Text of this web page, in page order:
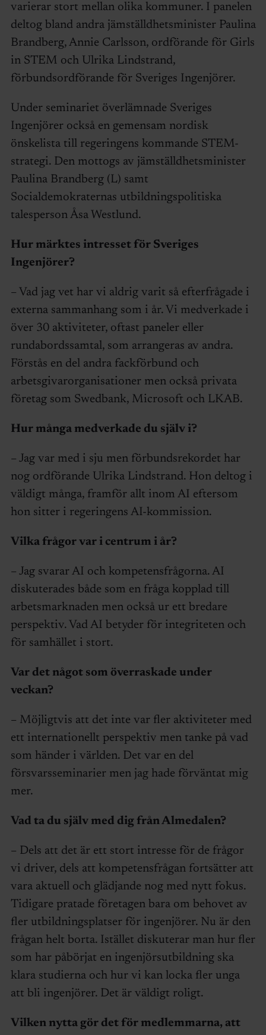
varierar stort mellan olika kommuner. I panelen
deltog bland andra jämställdhetsminister Paulina
Brandberg, Annie Carlsson, ordförande för Girls
in STEM och Ulrika Lindstrand,
förbundsordförande för Sveriges Ingenjörer.
Under seminariet överlämnade Sveriges
Ingenjörer också en gemensam nordisk
önskelista till regeringens kommande STEM-
strategi. Den mottogs av jämställdhetsminister
Paulina Brandberg (L) samt
Socialdemokraternas utbildningspolitiska
talesperson Åsa Westlund.
Hur märktes intresset för Sveriges
Ingenjörer?
– Vad jag vet har vi aldrig varit så efterfrågade i
externa sammanhang som i år. Vi medverkade i
över 30 aktiviteter, oftast paneler eller
rundabordssamtal, som arrangeras av andra.
Förstås en del andra fackförbund och
arbetsgivarorganisationer men också privata
företag som Swedbank, Microsoft och LKAB.
Hur många medverkade du själv i?
– Jag var med i sju men förbundsrekordet har
nog ordförande Ulrika Lindstrand. Hon deltog i
väldigt många, framför allt inom AI eftersom
hon sitter i regeringens AI-kommission.
Vilka frågor var i centrum i år?
– Jag svarar AI och kompetensfrågorna. AI
diskuterades både som en fråga kopplad till
arbetsmarknaden men också ur ett bredare
perspektiv. Vad AI betyder för integriteten och
för samhället i stort.
Var det något som överraskade under
veckan?
– Möjligtvis att det inte var fler aktiviteter med
ett internationellt perspektiv men tanke på vad
som händer i världen. Det var en del
försvarsseminarier men jag hade förväntat mig
mer.
Vad ta du själv med dig från Almedalen?
– Dels att det är ett stort intresse för de frågor
vi driver, dels att kompetensfrågan fortsätter att
vara aktuell och glädjande nog med nytt fokus.
Tidigare pratade företagen bara om behovet av
fler utbildningsplatser för ingenjörer. Nu är den
frågan helt borta. Istället diskuterar man hur fler
som har påbörjat en ingenjörsutbildning ska
klara studierna och hur vi kan locka fler unga
att bli ingenjörer. Det är väldigt roligt.
Vilken nytta gör det för medlemmarna, att